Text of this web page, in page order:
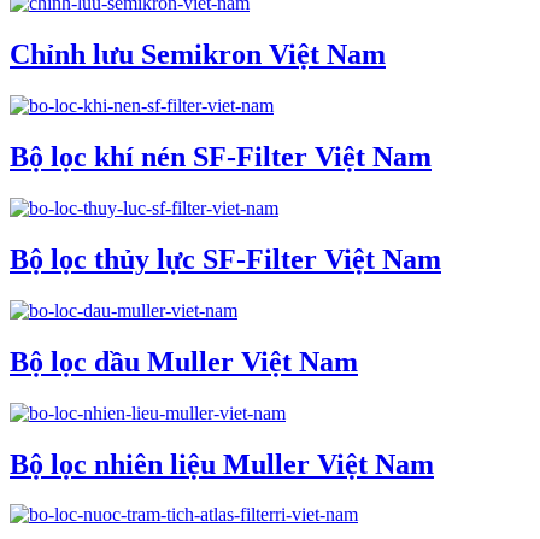
Chỉnh lưu Semikron Việt Nam
Bộ lọc khí nén SF-Filter Việt Nam
Bộ lọc thủy lực SF-Filter Việt Nam
Bộ lọc dầu Muller Việt Nam
Bộ lọc nhiên liệu Muller Việt Nam